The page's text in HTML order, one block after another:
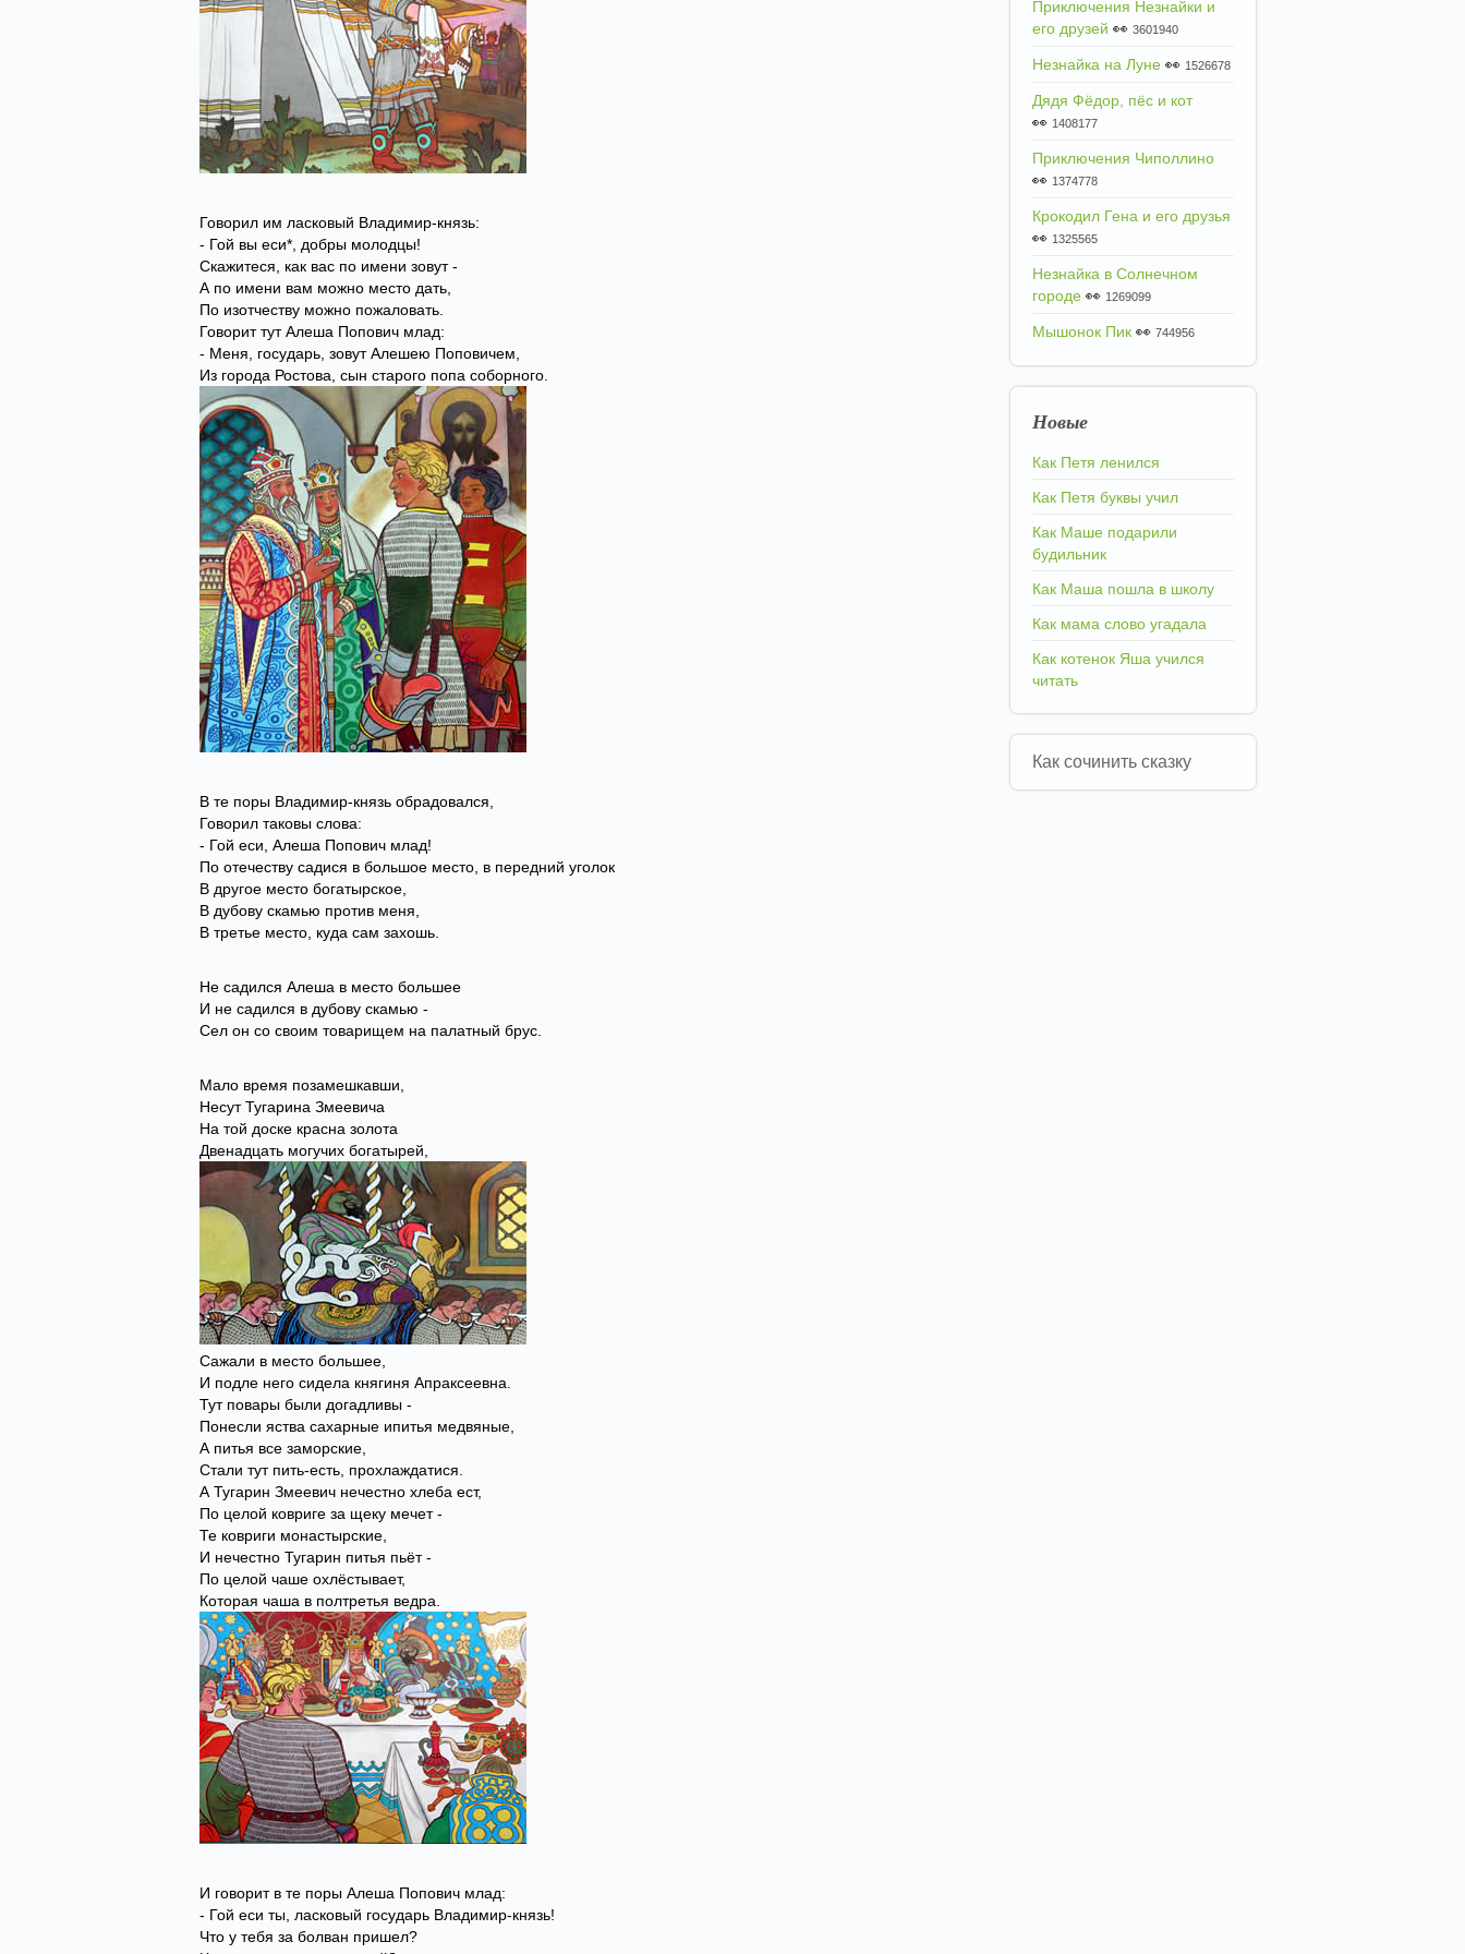
Говорил им ласковый Владимир-князь:
- Гой вы еси*, добры молодцы!
Скажитеся, как вас по имени зовут -
А по имени вам можно место дать,
По изотчеству можно пожаловать.
Говорит тут Алеша Попович млад:
- Меня, государь, зовут Алешею Поповичем,
Из города Ростова, сын старого попа соборного.
В те поры Владимир-князь обрадовался,
Говорил таковы слова:
- Гой еси, Алеша Попович млад!
По отечеству садися в большое место, в передний уголок
В другое место богатырское,
В дубову скамью против меня,
В третье место, куда сам захошь.
Не садился Алеша в место большее
И не садился в дубову скамью -
Сел он со своим товарищем на палатный брус.
Мало время позамешкавши,
Несут Тугарина Змеевича
На той доске красна золота
Двенадцать могучих богатырей,
Сажали в место большее,
И подле него сидела княгиня Апраксеевна.
Тут повары были догадливы -
Понесли яства сахарные ипитья медвяные,
А питья все заморские,
Стали тут пить-есть, прохлаждатися.
А Тугарин Змеевич нечестно хлеба ест,
По целой ковриге за щеку мечет -
Те ковриги монастырские,
И нечестно Тугарин питья пьёт -
По целой чаше охлёстывает,
Которая чаша в полтретья ведра.
И говорит в те поры Алеша Попович млад:
- Гой еси ты, ласковый государь Владимир-князь!
Что у тебя за болван пришел?
Приключения Незнайки и
его друзей 👀 3601940
Незнайка на Луне 👀 1526678
Дядя Фёдор, пёс и кот
👀 1408177
Приключения Чиполлино
👀 1374778
Крокодил Гена и его друзья
👀 1325565
Незнайка в Солнечном
городе 👀 1269099
Мышонок Пик 👀 744956
Новые
Как Петя ленился
Как Петя буквы учил
Как Маше подарили
будильник
Как Маша пошла в школу
Как мама слово угадала
Как котенок Яша учился
читать
Как сочинить сказку